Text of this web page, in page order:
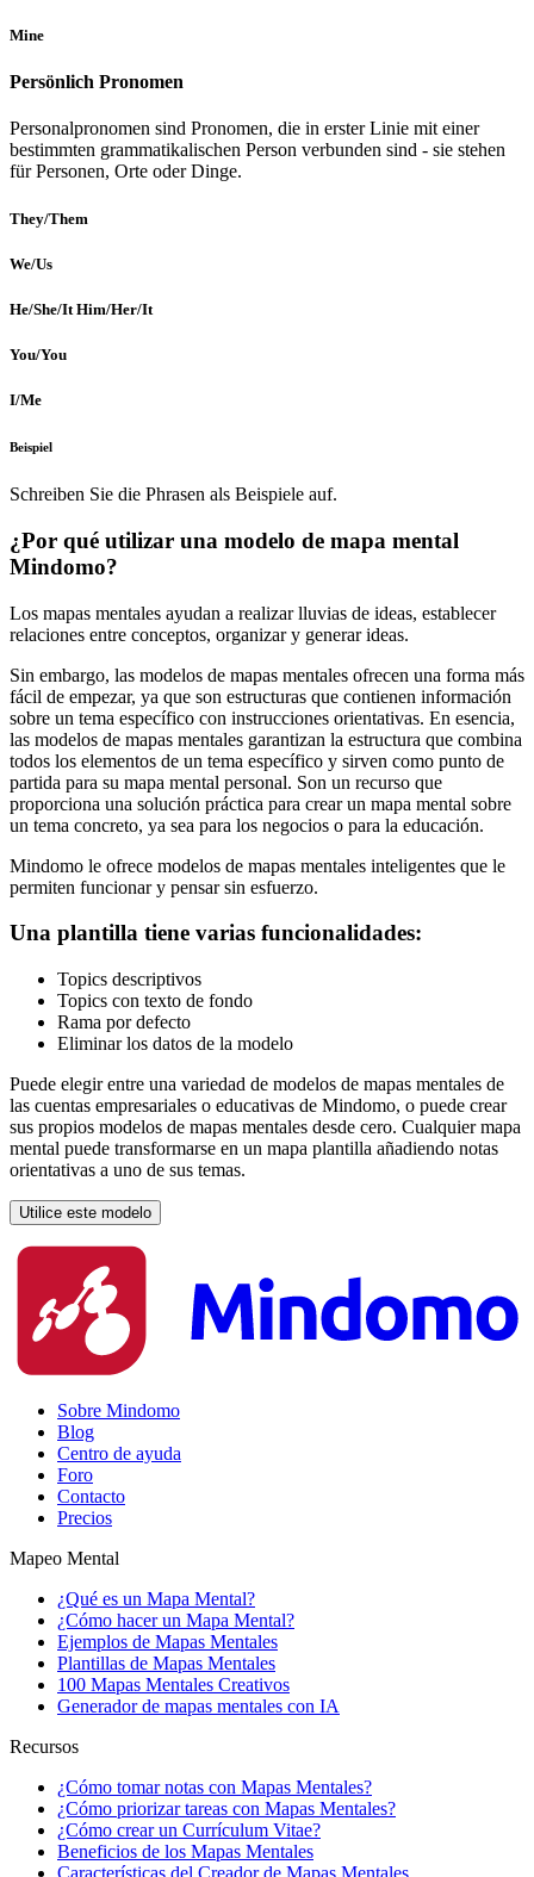
Mine
Persönlich Pronomen
Personalpronomen sind Pronomen, die in erster Linie mit einer
bestimmten grammatikalischen Person verbunden sind - sie stehen
für Personen, Orte oder Dinge.
They/Them
We/Us
He/She/It Him/Her/It
You/You
I/Me
Beispiel
Schreiben Sie die Phrasen als Beispiele auf.
¿Por qué utilizar una modelo de mapa mental
Mindomo?
Los mapas mentales ayudan a realizar lluvias de ideas, establecer
relaciones entre conceptos, organizar y generar ideas.
Sin embargo, las modelos de mapas mentales ofrecen una forma más
fácil de empezar, ya que son estructuras que contienen información
sobre un tema específico con instrucciones orientativas. En esencia,
las modelos de mapas mentales garantizan la estructura que combina
todos los elementos de un tema específico y sirven como punto de
partida para su mapa mental personal. Son un recurso que
proporciona una solución práctica para crear un mapa mental sobre
un tema concreto, ya sea para los negocios o para la educación.
Mindomo le ofrece modelos de mapas mentales inteligentes que le
permiten funcionar y pensar sin esfuerzo.
Una plantilla tiene varias funcionalidades:
Topics descriptivos
Topics con texto de fondo
Rama por defecto
Eliminar los datos de la modelo
Puede elegir entre una variedad de modelos de mapas mentales de
las cuentas empresariales o educativas de Mindomo, o puede crear
sus propios modelos de mapas mentales desde cero. Cualquier mapa
mental puede transformarse en un mapa plantilla añadiendo notas
orientativas a uno de sus temas.
Utilice este modelo
Sobre Mindomo
Blog
Centro de ayuda
Foro
Contacto
Precios
Mapeo Mental
¿Qué es un Mapa Mental?
¿Cómo hacer un Mapa Mental?
Ejemplos de Mapas Mentales
Plantillas de Mapas Mentales
100 Mapas Mentales Creativos
Generador de mapas mentales con IA
Recursos
¿Cómo tomar notas con Mapas Mentales?
¿Cómo priorizar tareas con Mapas Mentales?
¿Cómo crear un Currículum Vitae?
Beneficios de los Mapas Mentales
Características del Creador de Mapas Mentales